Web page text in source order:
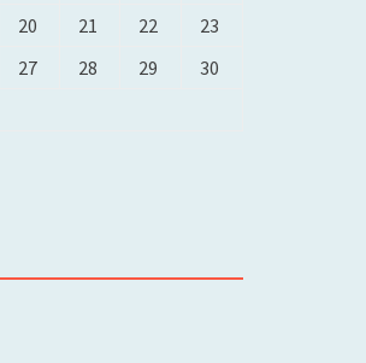
20 21 22
23
27 28 29
30